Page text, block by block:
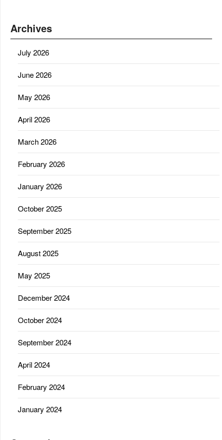
Archives
July 2026
June 2026
May 2026
April 2026
March 2026
February 2026
January 2026
October 2025
September 2025
August 2025
May 2025
December 2024
October 2024
September 2024
April 2024
February 2024
January 2024